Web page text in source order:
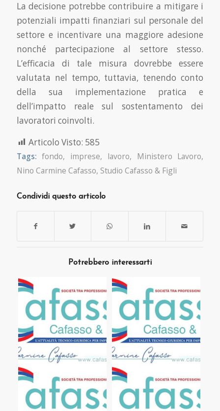
La decisione potrebbe contribuire a mitigare i
potenziali impatti finanziari sul personale del
settore e incentivare una maggiore adesione
nonché partecipazione al settore stesso.
L’efficacia di tale misura dovrebbe essere
valutata nel tempo, tuttavia, tenendo conto
della sua implementazione pratica e
dell’impatto reale sul sostentamento dei
lavoratori coinvolti.
Articolo Visto: 585
Tags: fondo, imprese, lavoro, Ministero Lavoro,
Nino Carmine Cafasso, Studio Cafasso & Figli
Condividi questo articolo
Potrebbero interessarti